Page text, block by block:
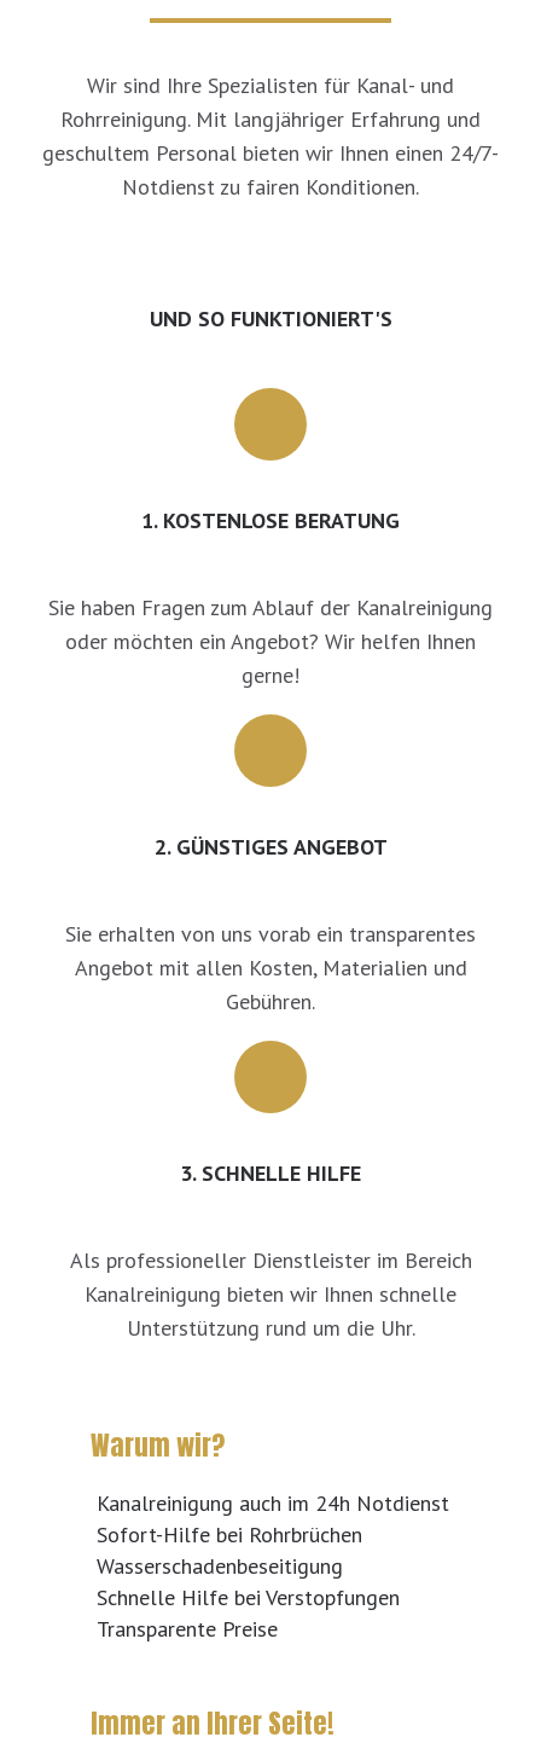
Wir sind Ihre Spezialisten für Kanal- und
Rohrreinigung. Mit langjähriger Erfahrung und
geschultem Personal bieten wir Ihnen einen 24/7-
Notdienst zu fairen Konditionen.
UND SO FUNKTIONIERT'S
1. KOSTENLOSE BERATUNG
Sie haben Fragen zum Ablauf der Kanalreinigung
oder möchten ein Angebot? Wir helfen Ihnen
gerne!
2. GÜNSTIGES ANGEBOT
Sie erhalten von uns vorab ein transparentes
Angebot mit allen Kosten, Materialien und
Gebühren.
3. SCHNELLE HILFE
Als professioneller Dienstleister im Bereich
Kanalreinigung bieten wir Ihnen schnelle
Unterstützung rund um die Uhr.
Warum wir?
Kanalreinigung auch im 24h Notdienst
Sofort-Hilfe bei Rohrbrüchen
Wasserschadenbeseitigung
Schnelle Hilfe bei Verstopfungen
Transparente Preise
Immer an Ihrer Seite!